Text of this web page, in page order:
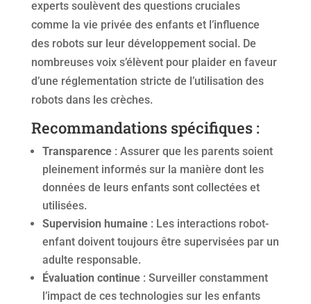
experts soulèvent des questions cruciales
comme la vie privée des enfants et l’influence
des robots sur leur développement social. De
nombreuses voix s’élèvent pour plaider en faveur
d’une réglementation stricte de l’utilisation des
robots dans les crèches.
Recommandations spécifiques :
Transparence: Assurer que les parents soient
pleinement informés sur la manière dont les
données de leurs enfants sont collectées et
utilisées.
Supervision humaine: Les interactions robot-
enfant doivent toujours être supervisées par un
adulte responsable.
Évaluation continue: Surveiller constamment
l’impact de ces technologies sur les enfants